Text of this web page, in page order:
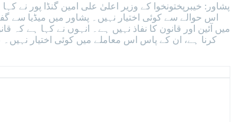
پشاور: خیبرپختونخوا کے وزیر اعلیٰ علی امین گنڈا پور
اس حوالے سے کوئی اختیار نہیں۔ پشاور میں میڈیا سے
میں آئین اور قانون کا نفاذ نہیں ہے۔ انہوں نے کہا ہے
کرنا ہے، ان کے پاس اس معاملے میں کوئی اختیار